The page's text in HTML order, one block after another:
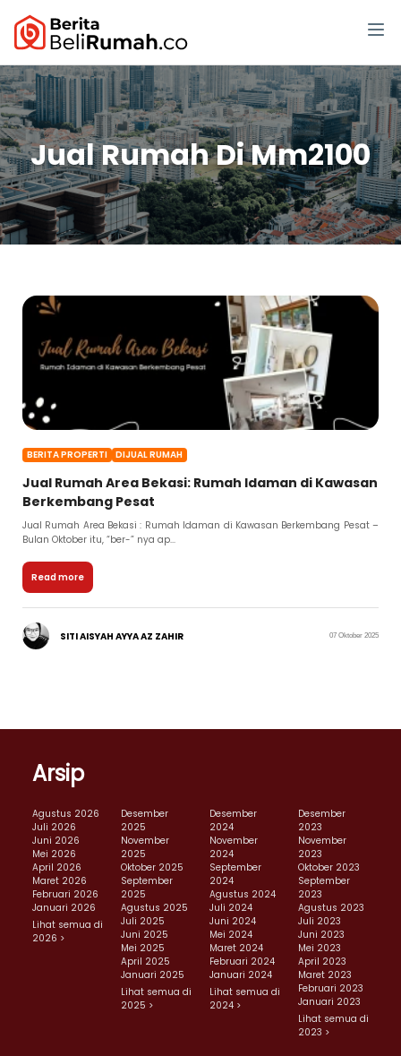
Jual Rumah Di Mm2100
BERITA PROPERTI DIJUAL RUMAH
Jual Rumah Area Bekasi: Rumah Idaman di Kawasan
Berkembang Pesat
Jual Rumah Area Bekasi : Rumah Idaman di Kawasan Berkembang Pesat –
Bulan Oktober itu, “ber-” nya ap...
Read more
SITI AISYAH AYYA AZ ZAHIR 07 Oktober 2025
Arsip
Agustus 2026
Juli 2026
Juni 2026
Mei 2026
April 2026
Maret 2026
Februari 2026
Januari 2026
Lihat semua di
2026 >
Desember
2025
November
2025
Oktober 2025
September
2025
Agustus 2025
Juli 2025
Juni 2025
Mei 2025
April 2025
Januari 2025
Lihat semua di
2025 >
Desember
2024
November
2024
September
2024
Agustus 2024
Juli 2024
Juni 2024
Mei 2024
Maret 2024
Februari 2024
Januari 2024
Lihat semua di
2024 >
Desember
2023
November
2023
Oktober 2023
September
2023
Agustus 2023
Juli 2023
Juni 2023
Mei 2023
April 2023
Maret 2023
Februari 2023
Januari 2023
Lihat semua di
2023 >